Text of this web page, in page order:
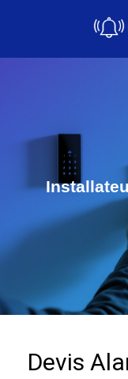
Devis